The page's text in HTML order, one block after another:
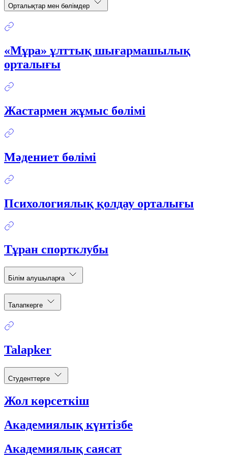
Орталықтар мен бөлімдер
«Мұра» ұлттық шығармашылық
орталығы
Жастармен жұмыс бөлімі
Мәдениет бөлімі
Психологиялық қолдау орталығы
Тұран спортклубы
Білім алушыларға
Талапкерге
Talapker
Студенттерге
Жол көрсеткіш
Академиялық күнтізбе
Академиялық саясат